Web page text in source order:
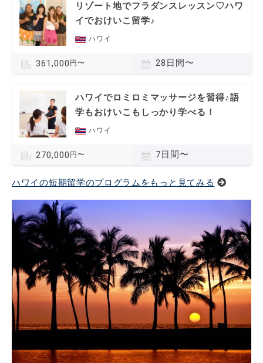
リゾート地でフラダンスレッスン♡ハワ
イでおけいこ留学♪
ハワイ
361,000 円〜 28日間〜
ハワイでロミロミマッサージを習得♪語
学もおけいこもしっかり学べる！
ハワイ
270,000 円〜 7日間〜
ハワイの短期留学のプログラムをもっと見てみる